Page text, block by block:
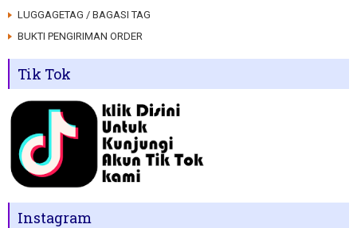
LUGGAGETAG / BAGASI TAG
BUKTI PENGIRIMAN ORDER
Tik Tok
Instagram